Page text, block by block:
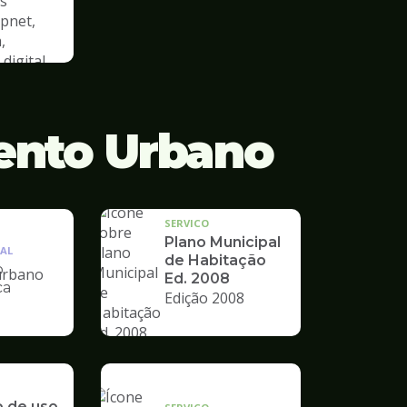
digital
Urbano
SERVICO
Plano Municipal
de Habitação
Ed. 2008
Edição 2008